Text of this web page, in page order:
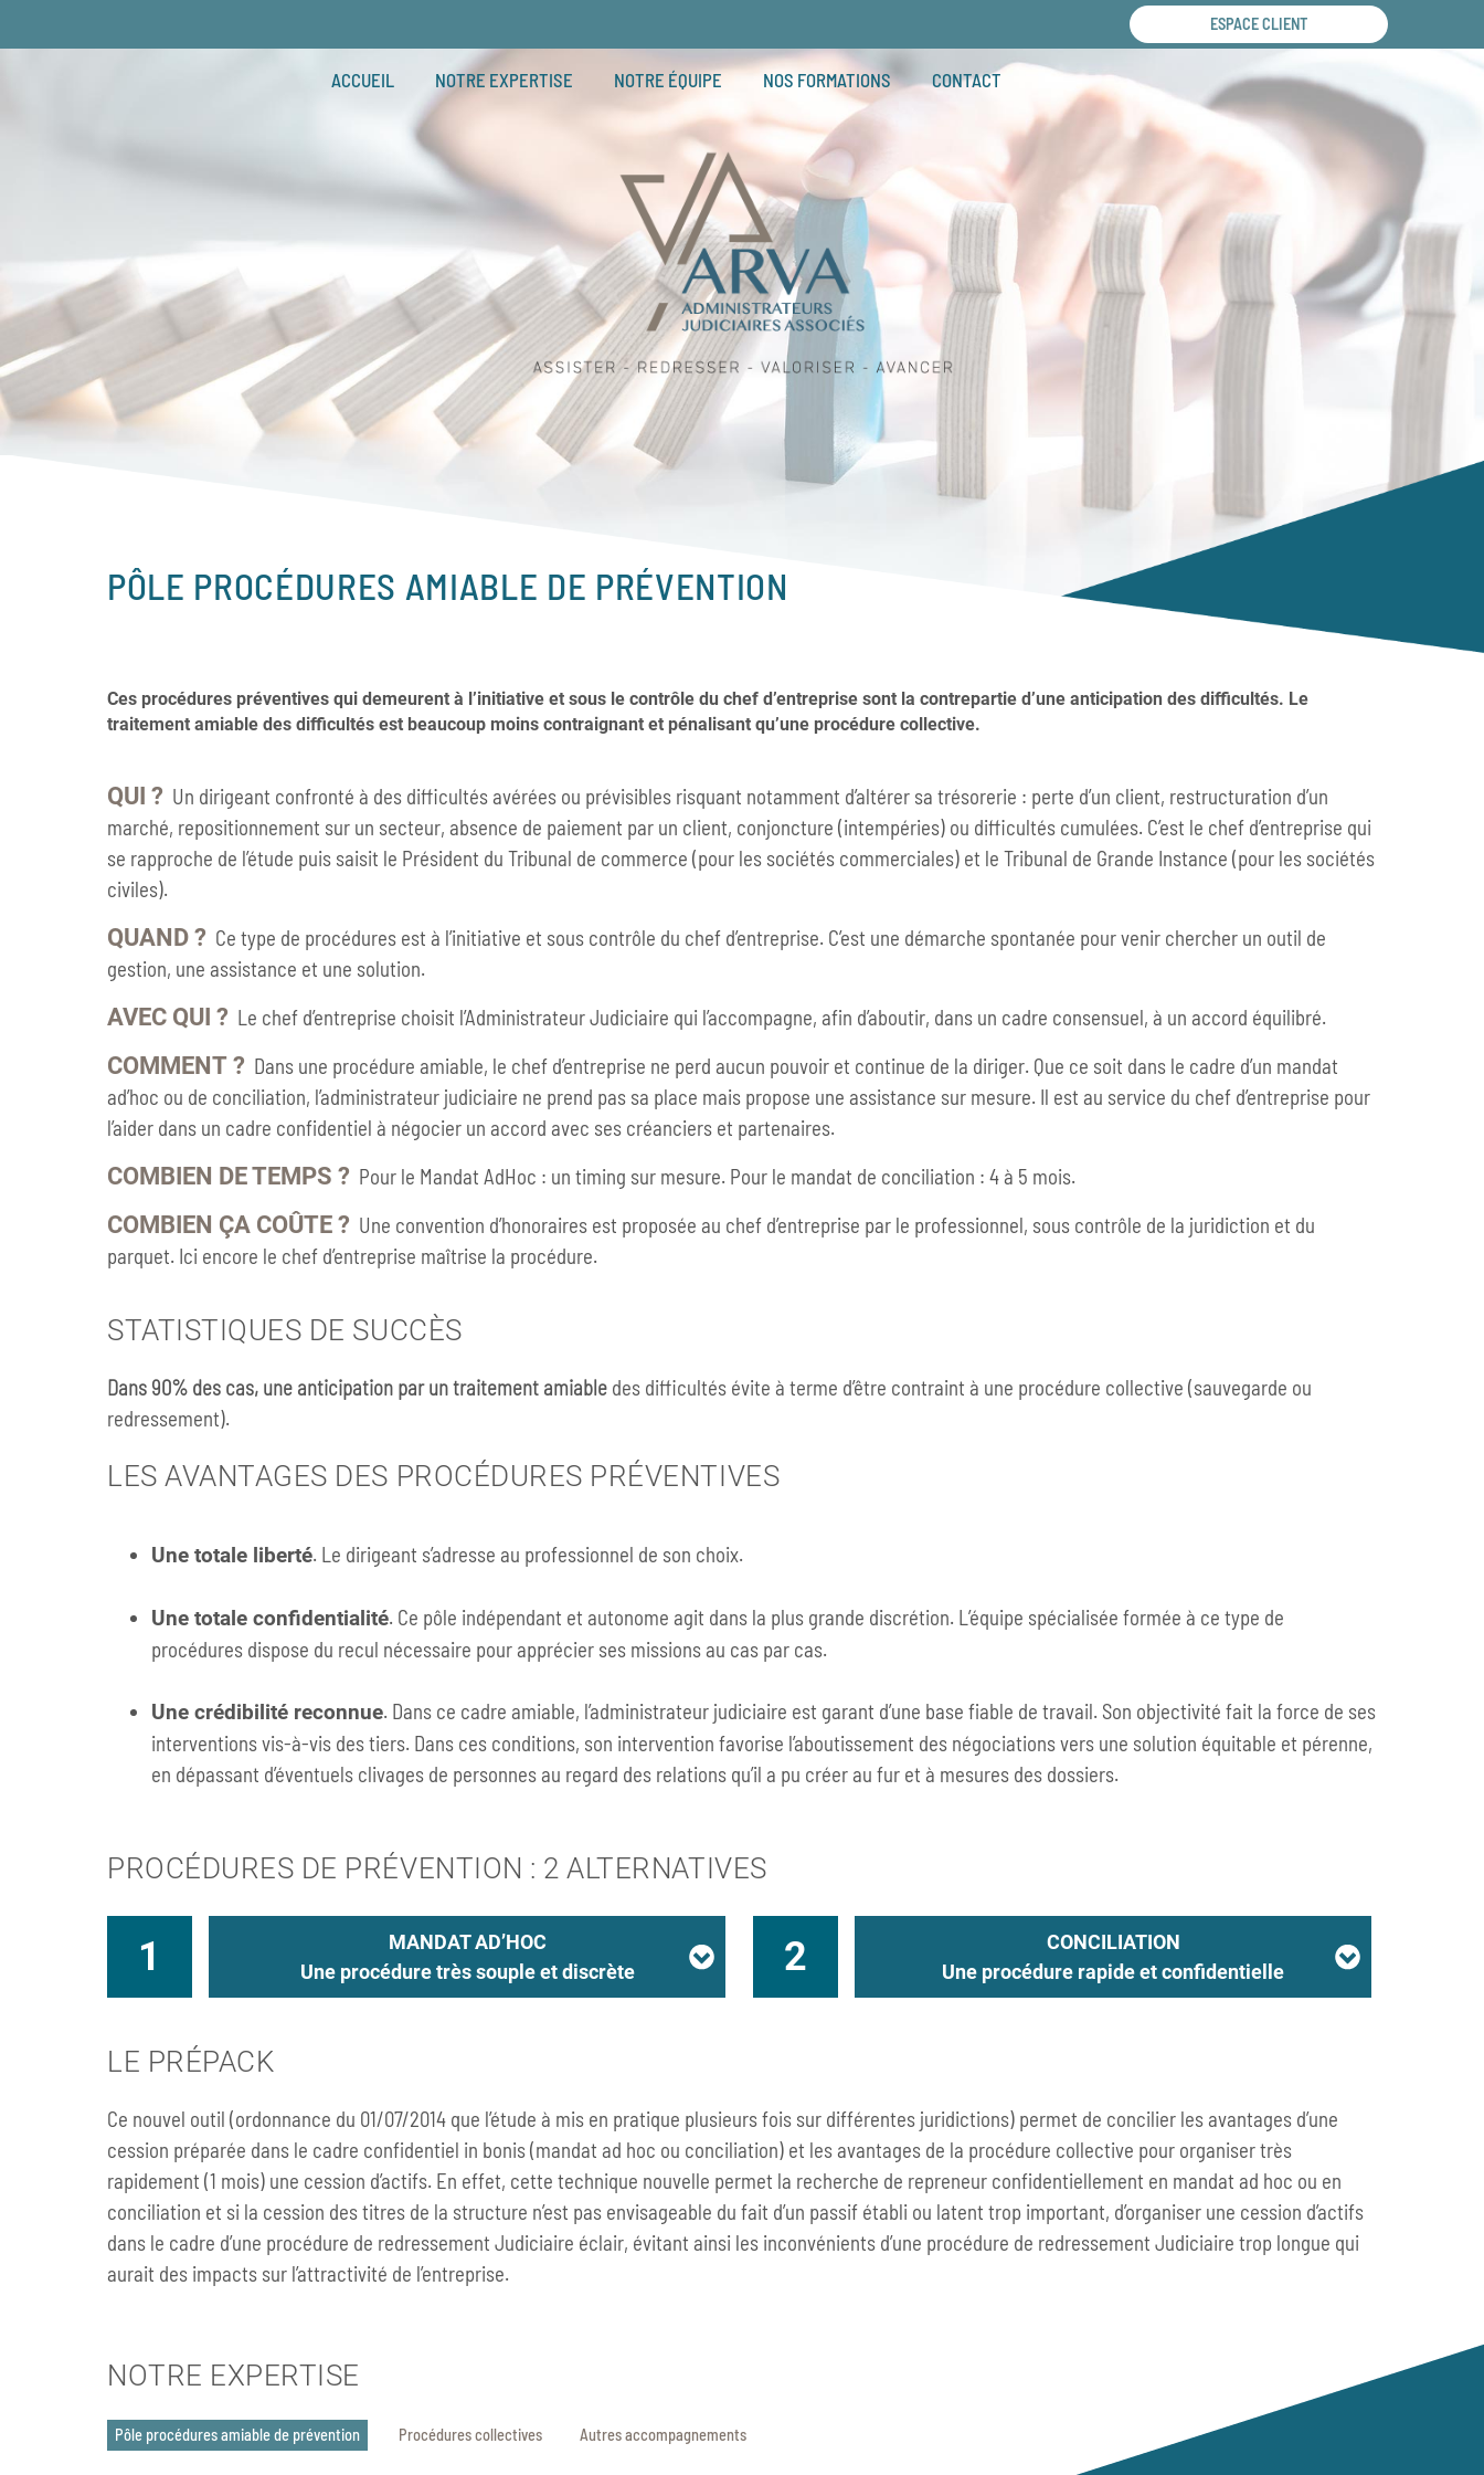
ESPACE CLIENT
ACCUEIL NOTRE EXPERTISE NOTRE ÉQUIPE NOS FORMATIONS CONTACT
PÔLE PROCÉDURES AMIABLE DE PRÉVENTION
Ces procédures préventives qui demeurent à l’initiative et sous le contrôle du chef d’entreprise sont la contrepartie d’une anticipation des difficultés. Le
traitement amiable des difficultés est beaucoup moins contraignant et pénalisant qu’une procédure collective.
QUI ? Un dirigeant confronté à des difficultés avérées ou prévisibles risquant notamment d’altérer sa trésorerie : perte d’un client, restructuration d’un
marché, repositionnement sur un secteur, absence de paiement par un client, conjoncture (intempéries) ou difficultés cumulées. C’est le chef d’entreprise qui
se rapproche de l’étude puis saisit le Président du Tribunal de commerce (pour les sociétés commerciales) et le Tribunal de Grande Instance (pour les sociétés
civiles).
QUAND ? Ce type de procédures est à l’initiative et sous contrôle du chef d’entreprise. C’est une démarche spontanée pour venir chercher un outil de
gestion, une assistance et une solution.
AVEC QUI ? Le chef d’entreprise choisit l’Administrateur Judiciaire qui l’accompagne, afin d’aboutir, dans un cadre consensuel, à un accord équilibré.
COMMENT ? Dans une procédure amiable, le chef d’entreprise ne perd aucun pouvoir et continue de la diriger. Que ce soit dans le cadre d’un mandat
ad’hoc ou de conciliation, l’administrateur judiciaire ne prend pas sa place mais propose une assistance sur mesure. Il est au service du chef d’entreprise pour
l’aider dans un cadre confidentiel à négocier un accord avec ses créanciers et partenaires.
COMBIEN DE TEMPS ? Pour le Mandat AdHoc : un timing sur mesure. Pour le mandat de conciliation : 4 à 5 mois.
COMBIEN ÇA COÛTE ? Une convention d’honoraires est proposée au chef d’entreprise par le professionnel, sous contrôle de la juridiction et du
parquet. Ici encore le chef d’entreprise maîtrise la procédure.
STATISTIQUES DE SUCCÈS
Dans 90% des cas, une anticipation par un traitement amiable des difficultés évite à terme d’être contraint à une procédure collective (sauvegarde ou
redressement).
LES AVANTAGES DES PROCÉDURES PRÉVENTIVES
Une totale liberté. Le dirigeant s’adresse au professionnel de son choix.
Une totale confidentialité. Ce pôle indépendant et autonome agit dans la plus grande discrétion. L’équipe spécialisée formée à ce type de
procédures dispose du recul nécessaire pour apprécier ses missions au cas par cas.
Une crédibilité reconnue. Dans ce cadre amiable, l’administrateur judiciaire est garant d’une base fiable de travail. Son objectivité fait la force de ses
interventions vis-à-vis des tiers. Dans ces conditions, son intervention favorise l’aboutissement des négociations vers une solution équitable et pérenne,
en dépassant d’éventuels clivages de personnes au regard des relations qu’il a pu créer au fur et à mesures des dossiers.
PROCÉDURES DE PRÉVENTION : 2 ALTERNATIVES
1
MANDAT AD’HOC
Une procédure très souple et discrète
ET ÉQUILIBRÉE
Cette procédure amiable vise à résoudre, le plus en amont
possible, les difficultés que rencontre l’entreprise, qu’elles
soient juridiques, économiques ou financières.
Un engagement dans cette procédure démontre que le chef
d’entreprise a pris conscience d’une situation qu’il souhaite
surmonter. Cette décision contribuera à minimiser les risques
Le Mandataire adhoc
conflit pouvant avoir trait à des domaines divers et
variés. Il s’agit d’une procédure adaptée pour des
2
CONCILIATION
Une procédure rapide et confidentielle
Cette procédure amiable vise à préserver une entreprise
confrontée à des difficultés prévisibles ou avérées le cas
échéant en cessation de paiement).
Son objet est de faciliter confidentiellement la conclusion
entre l’entreprise et ses principaux créanciers d’un accord
Cette procédure est ouverte aux entreprises
anticipent des difficultés ou en cessation de paiements,
LE PRÉPACK
Ce nouvel outil (ordonnance du 01/07/2014 que l’étude à mis en pratique plusieurs fois sur différentes juridictions) permet de concilier les avantages d’une
cession préparée dans le cadre confidentiel in bonis (mandat ad hoc ou conciliation) et les avantages de la procédure collective pour organiser très
rapidement (1 mois) une cession d’actifs. En effet, cette technique nouvelle permet la recherche de repreneur confidentiellement en mandat ad hoc ou en
conciliation et si la cession des titres de la structure n’est pas envisageable du fait d’un passif établi ou latent trop important, d’organiser une cession d’actifs
dans le cadre d’une procédure de redressement Judiciaire éclair, évitant ainsi les inconvénients d’une procédure de redressement Judiciaire trop longue qui
aurait des impacts sur l’attractivité de l’entreprise.
NOTRE EXPERTISE
Pôle procédures amiable de prévention Procédures collectives Autres accompagnements